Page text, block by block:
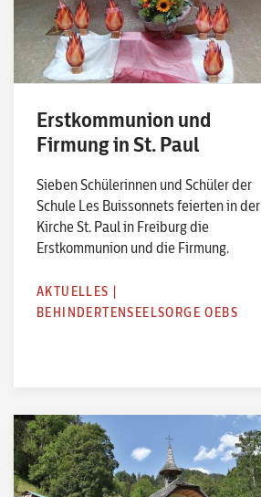
Erstkommunion und
Firmung in St. Paul
Sieben Schülerinnen und Schüler der
Schule Les Buissonnets feierten in der
Kirche St. Paul in Freiburg die
Erstkommunion und die Firmung.
AKTUELLES
BEHINDERTENSEELSORGE OEBS